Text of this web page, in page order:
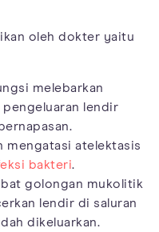
oleh dokter yaitu
melebarkan
lendir
mengatasi atelektasis
bakteri.
golongan mukolitik
lendir di saluran
dikeluarkan.